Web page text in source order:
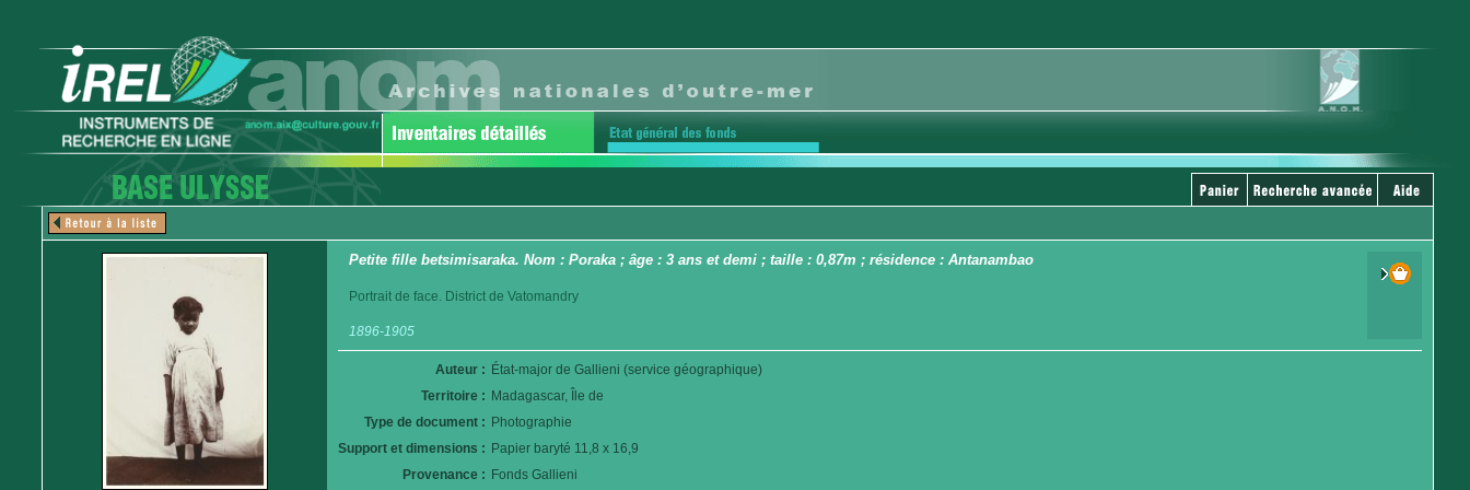
Petite fille betsimisaraka. Nom : Poraka ; âge : 3 ans et demi ; taille : 0,87m ; résidence : Antanambao
Portrait de face. District de Vatomandry
1896-1905
Auteur : État-major de Gallieni (service géographique)
Territoire : Madagascar, Île de
Type de document : Photographie
Support et dimensions : Papier baryté 11,8 x 16,9
Provenance : Fonds Gallieni